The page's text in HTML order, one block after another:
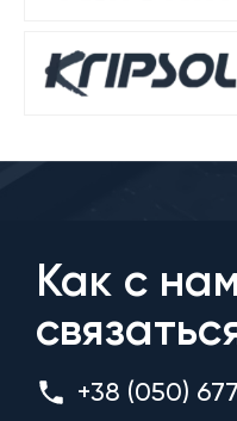
Как с
+38 (050)